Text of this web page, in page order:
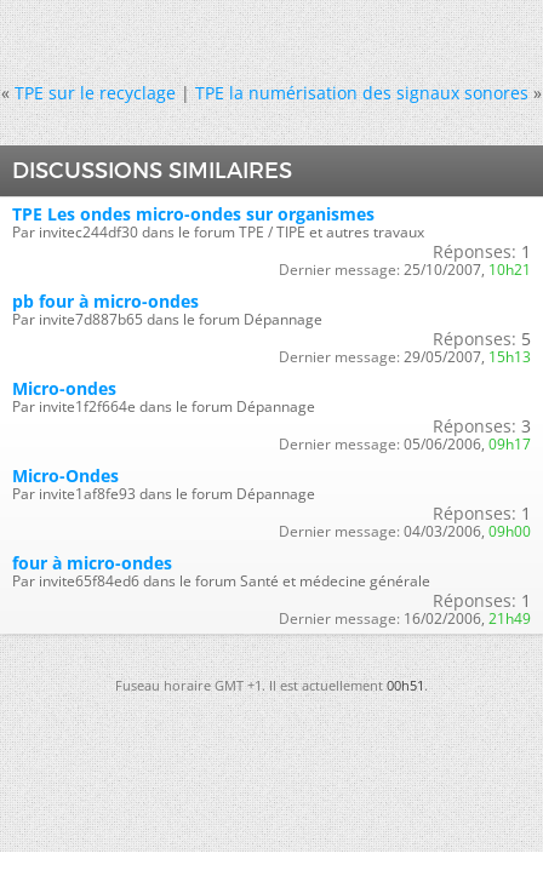
« TPE sur le recyclage|TPE la numérisation des signaux sonores »
DISCUSSIONS SIMILAIRES
TPE Les ondes micro-ondes sur organismes
Par invitec244df30 dans le forum TPE / TIPE et autres travaux
Réponses: 1
Dernier message: 25/10/2007, 10h21
pb four à micro-ondes
Par invite7d887b65 dans le forum Dépannage
Réponses: 5
Dernier message: 29/05/2007, 15h13
Micro-ondes
Par invite1f2f664e dans le forum Dépannage
Réponses: 3
Dernier message: 05/06/2006, 09h17
Micro-Ondes
Par invite1af8fe93 dans le forum Dépannage
Réponses: 1
Dernier message: 04/03/2006, 09h00
four à micro-ondes
Par invite65f84ed6 dans le forum Santé et médecine générale
Réponses: 1
Dernier message: 16/02/2006, 21h49
Fuseau horaire GMT +1. Il est actuellement00h51.